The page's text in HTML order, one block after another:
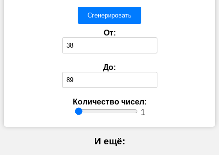
Сгенерировать
От:
До:
Количество чисел:
1
И ещё: